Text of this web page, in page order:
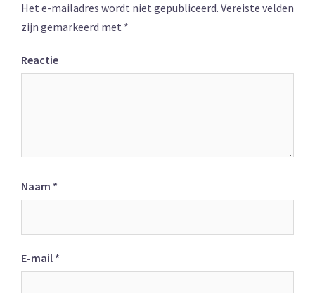
Het e-mailadres wordt niet gepubliceerd. Vereiste velden
zijn gemarkeerd met *
Reactie
Naam *
E-mail *